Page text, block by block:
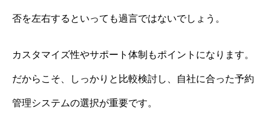
否を左右するといっても過言ではないでしょう。
カスタマイズ性やサポート体制もポイントになります。
だからこそ、しっかりと比較検討し、自社に合った予約
管理システムの選択が重要です。